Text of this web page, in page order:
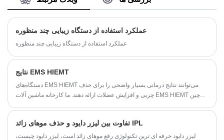
همچنین با قیمت مناسب می باشد. منتظر استعلام شما
مدل: M10
عملکرد استفاده از دستگاه زیبایی چند منظوره
عملکرد استفاده از دستگاه زیبایی چند منظوره
نتایج EMS HIEMT
دستگاه‌های EMS HIEMT می‌توانند نتایج درمانی بسیار واضحی را برای حذف
چربی و افزایش عضلات ارائه دهند. ما کارخانه ماشین آلات EMS HIEMT در چین
تفاوت بین لیزر دایود و حذف موهای زائد IPL
لیزر دایود حرفه ای ترین تکنولوژی رفع موهای زائد است، لیزر دایود چیست،